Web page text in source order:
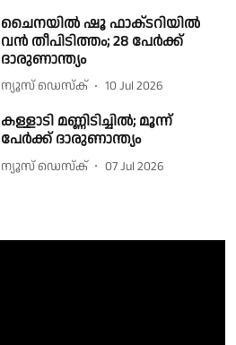
ചൈനയിൽ ഷൂ ഫാക്‌ടറിയിൽ
വൻ തീപിടിത്തം; 28 പേർക്ക്
ദാരുണാന്ത്യം
ന്യൂസ് ഡെസ്ക് 10 Jul 2026
കള്ളാടി മണ്ണിടിച്ചിൽ; മൂന്ന്
പേർക്ക് ദാരുണാന്ത്യം
ന്യൂസ് ഡെസ്ക് 07 Jul 2026